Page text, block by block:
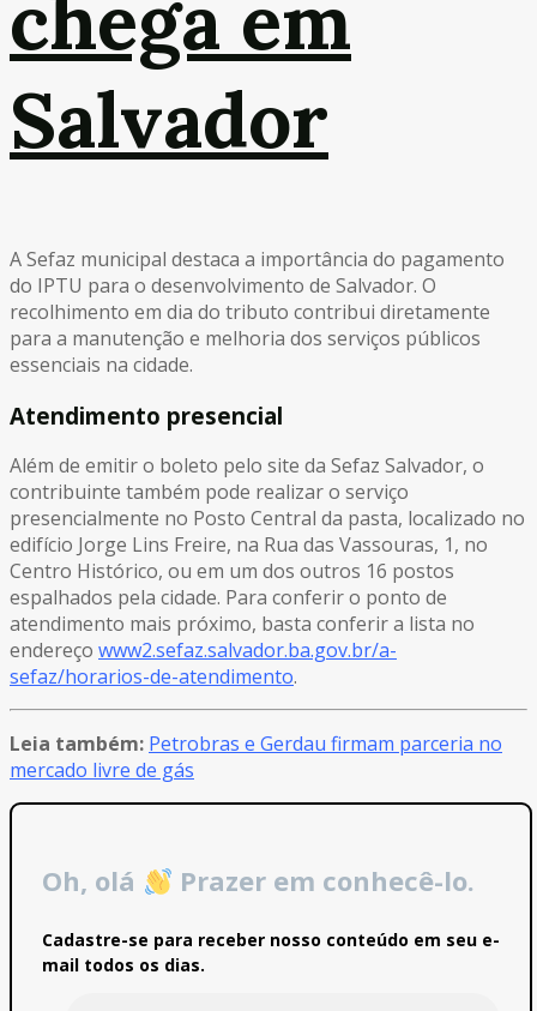
chega em
Salvador
A Sefaz municipal destaca a importância do pagamento
do IPTU para o desenvolvimento de Salvador. O
recolhimento em dia do tributo contribui diretamente
para a manutenção e melhoria dos serviços públicos
essenciais na cidade.
Atendimento presencial
Além de emitir o boleto pelo site da Sefaz Salvador, o
contribuinte também pode realizar o serviço
presencialmente no Posto Central da pasta, localizado no
edifício Jorge Lins Freire, na Rua das Vassouras, 1, no
Centro Histórico, ou em um dos outros 16 postos
espalhados pela cidade. Para conferir o ponto de
atendimento mais próximo, basta conferir a lista no
endereço www2.sefaz.salvador.ba.gov.br/a-
sefaz/horarios-de-atendimento.
Leia também: Petrobras e Gerdau firmam parceria no
mercado livre de gás
Oh, olá Prazer em conhecê-lo.
Cadastre-se para receber nosso conteúdo em seu e-
mail todos os dias.